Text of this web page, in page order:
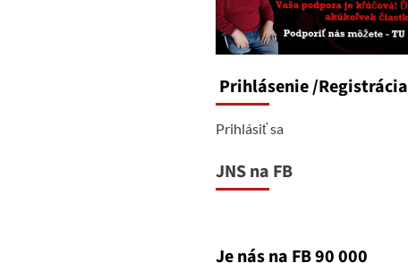
Prihlásenie/Registrácia
Prihlásiť sa
JNS na FB
Je nás na FB 90 000